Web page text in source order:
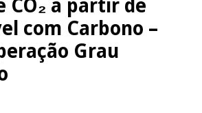
CO₂ a partir de
com Carbono –
Grau